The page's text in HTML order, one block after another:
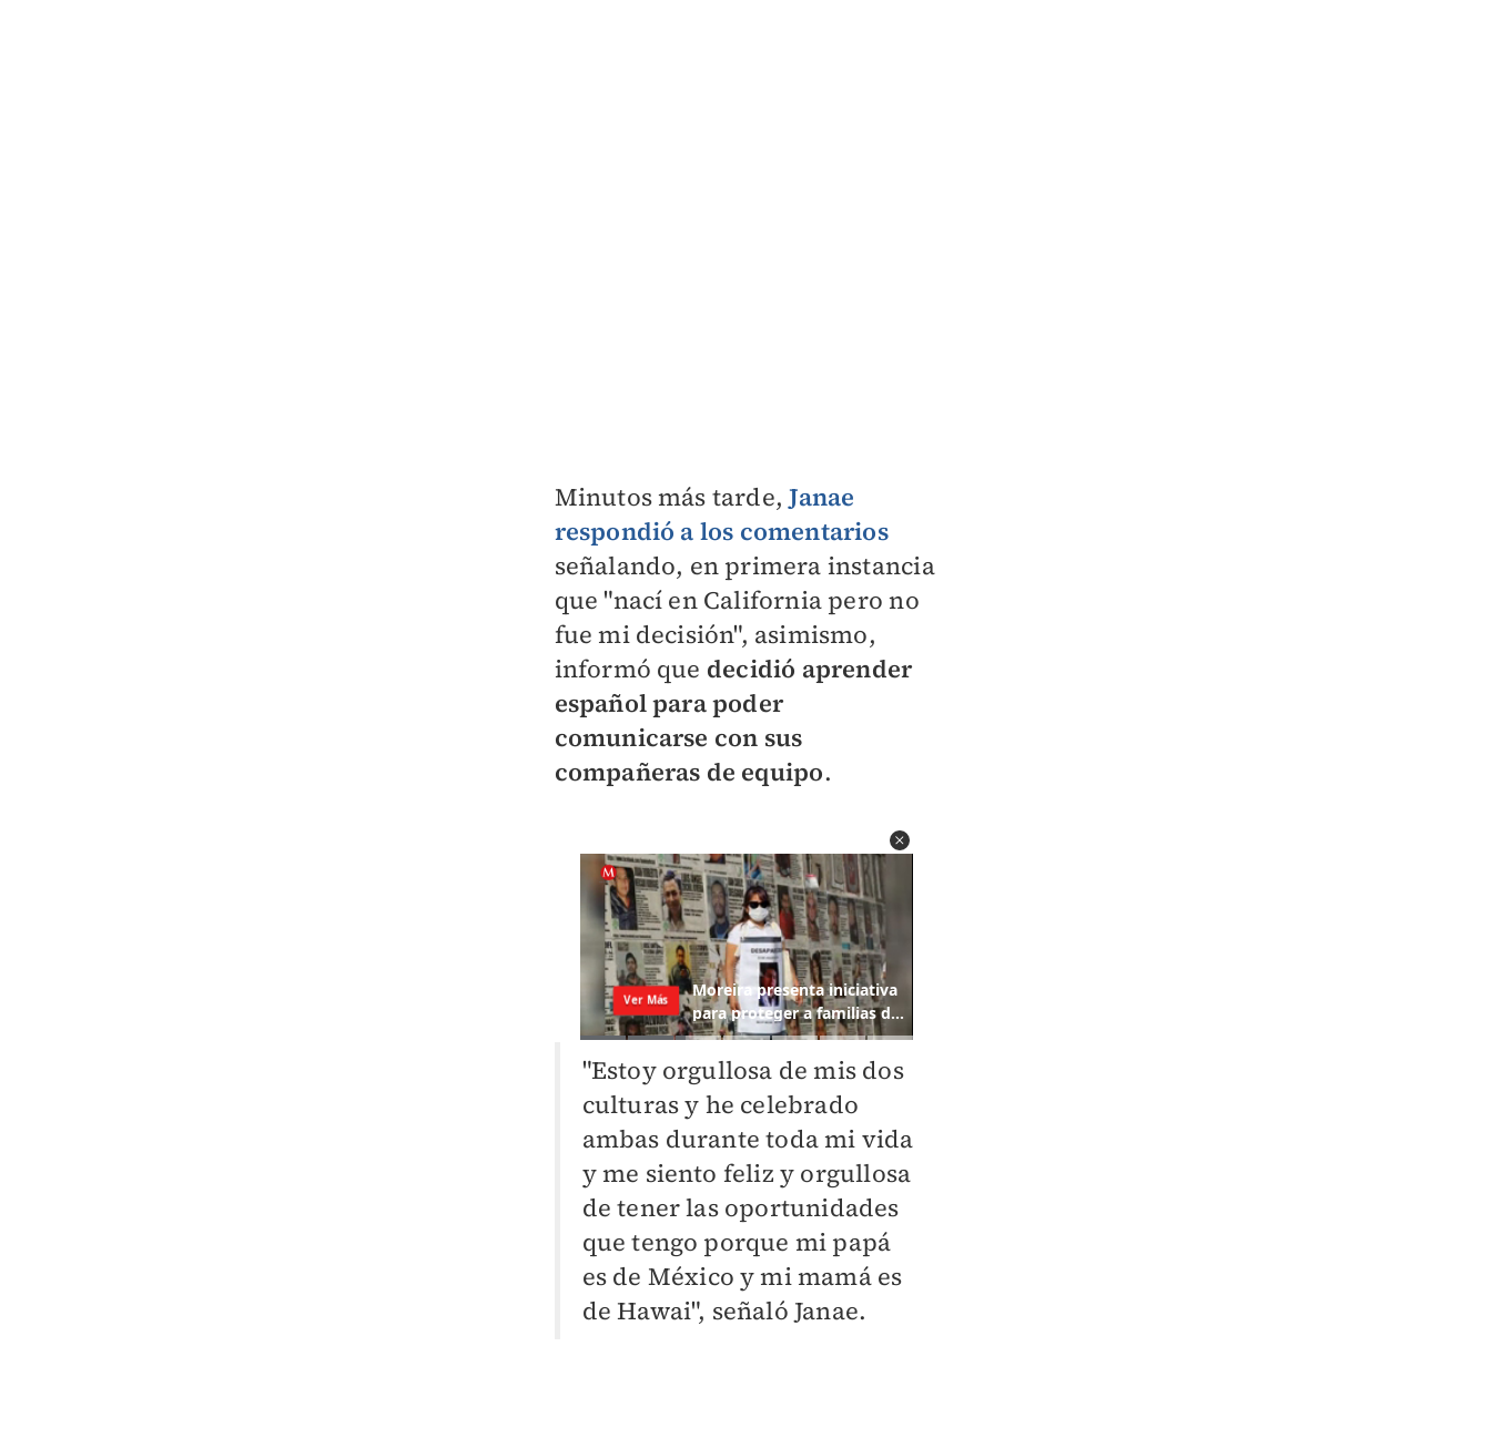
Minutos más tarde,Janae
respondió a los comentarios
señalando, en primera instancia
que "nací en California pero no
fue mi decisión", asimismo,
informó que decidió aprender
español para poder
comunicarse con sus
compañeras de equipo.
"Estoy orgullosa de mis dos
culturas y he celebrado
ambas durante toda mi vida
y me siento feliz y orgullosa
de tener las oportunidades
que tengo porque mi papá
es de México y mi mamá es
de Hawai", señaló Janae.